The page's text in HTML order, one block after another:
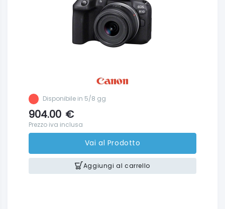
Disponibile in 5/8 gg
904.00 €
Prezzo iva inclusa
Vai al Prodotto
Aggiungi al carrello